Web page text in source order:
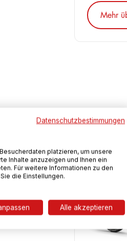
Mehr
-19%
Datenschutzbestimmungen
platzieren, um unsere
Inhalte anzuzeigen und Ihnen ein
Für weitere Informationen zu den
die Einstellungen.
Alle akzeptieren